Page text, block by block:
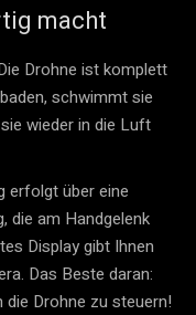
macht
Drohne ist komplett
schwimmt sie
wieder in die Luft
erfolgt über eine
die am Handgelenk
Display gibt Ihnen
Das Beste daran:
die Drohne zu steuern!